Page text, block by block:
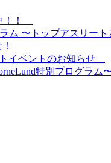
！！
ム 〜トップアスリー
イベントのお知らせ
特別プログラム